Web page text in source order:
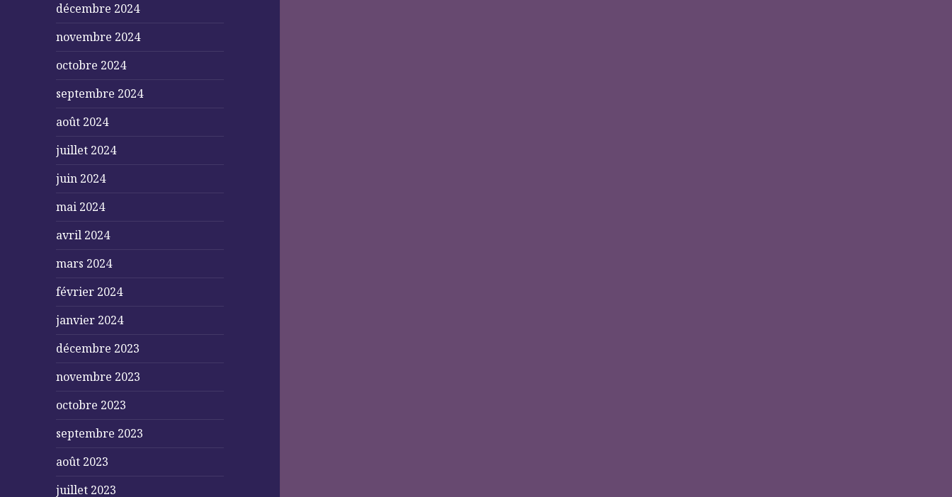
décembre 2024
novembre 2024
octobre 2024
septembre 2024
août 2024
juillet 2024
juin 2024
mai 2024
avril 2024
mars 2024
février 2024
janvier 2024
décembre 2023
novembre 2023
octobre 2023
septembre 2023
août 2023
juillet 2023